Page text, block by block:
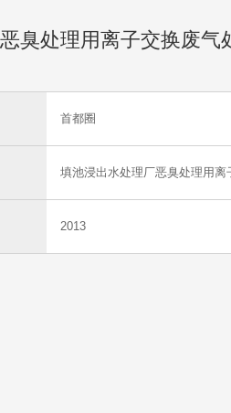
臭处理用离子交换废气
首都圈
填池浸出水处理厂恶臭处理用离
2013